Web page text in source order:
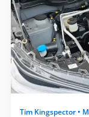
Tim Kingspector•
Menjual
Mobil
Bekas
Bermasalah